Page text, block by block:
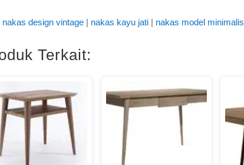
nakas design vintage| nakas kayu jati| nakas model minimalis
Terkait: